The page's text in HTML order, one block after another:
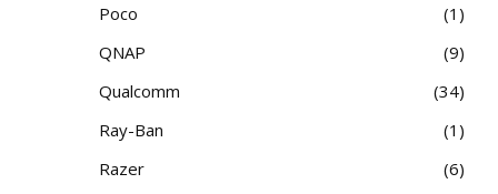
Poco
1
QNAP
9
Qualcomm
34
Ray-Ban
1
Razer
6